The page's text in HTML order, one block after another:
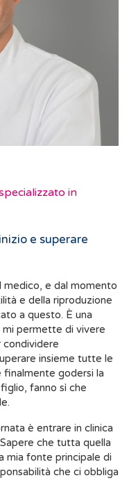
in
e superare
medico, e dal momento
e della riproduzione
a questo. È una
mi permette di vivere
condividere
insieme tutte le
godersi la
fanno sì che
è entrare in clinica
che tutta quella
mia fonte principale di
che ci obbliga